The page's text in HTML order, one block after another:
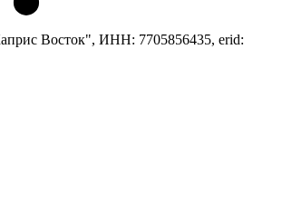
Восток", ИНН: 7705856435, erid: